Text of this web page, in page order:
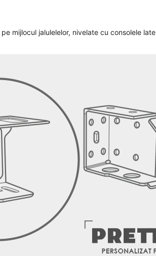
mijlocul jalulelelor, nivelate cu consolele